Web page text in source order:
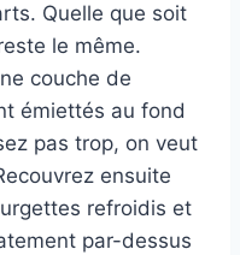
Quelle que soit
le même.
couche de
émiettés au fond
pas trop, on veut
ensuite
refroidis et
par-dessus